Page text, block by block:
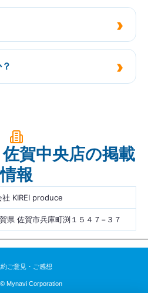
賀中央店の掲載
情報
社 KIREI produce
県 佐賀市兵庫町渕１５４７−３７
ご意見・ご感想
Mynavi Corporation